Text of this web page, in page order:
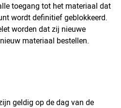
toegang tot het materiaal dat
wordt definitief geblokkeerd.
worden dat zij nieuwe
materiaal bestellen.
geldig op de dag van de